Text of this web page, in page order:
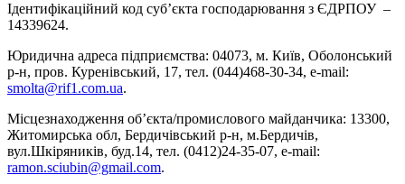
Ідентифікаційний код суб’єкта господарювання з ЄДРПОУ –
14339624.
Юридична адреса підприємства: 04073, м. Київ, Оболонський
р-н, пров. Куренівський, 17, тел. (044)468-30-34, e-mail:
smolta@rif1.com.ua.
Місцезнаходження об’єкта/промислового майданчика: 13300,
Житомирська обл, Бердичівський р-н, м.Бердичів,
вул.Шкіряників, буд.14, тел. (0412)24-35-07, e-mail:
ramon.sciubin@gmail.com.